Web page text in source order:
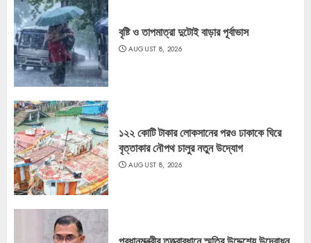
বৃষ্টি ও তাপমাত্রা দুটোই বাড়ার পূর্বাভাস
AUGUST 8, 2026
১২২ কোটি টাকার লোকসানের পরও ঢাকাকে ঘিরে
বৃত্তাকার নৌপথ চালুর নতুন উদ্যোগ
AUGUST 8, 2026